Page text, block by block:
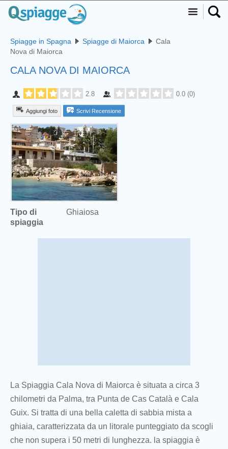
Spiagge in Spagna Spiagge di Maiorca
Cala
Nova di Maiorca
CALA NOVA DI MAIORCA
2.8 0.0 (0)
Aggiungi foto Scrivi Recensione
Tipo di
spiaggia
Ghiaiosa
La Spiaggia Cala Nova di Maiorca è situata a circa 3
chilometri da Palma, tra Punta de Cas Català e Cala
Guix. Si tratta di una bella caletta di sabbia mista a
ghiaia, caratterizzata da un litorale punteggiato da scogli
che non supera i 50 metri di lunghezza. la spiaggia è